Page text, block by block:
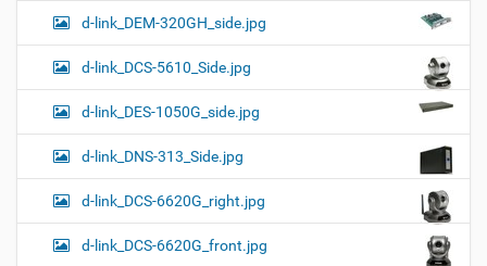
d-link_DEM-320GH_side.jpg
d-link_DCS-5610_Side.jpg
d-link_DES-1050G_side.jpg
d-link_DNS-313_Side.jpg
d-link_DCS-6620G_right.jpg
d-link_DCS-6620G_front.jpg